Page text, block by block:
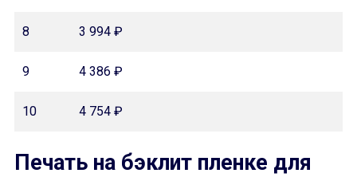
8 3 994 ₽
9 4 386 ₽
10 4 754 ₽
Печать на бэклит пленке для